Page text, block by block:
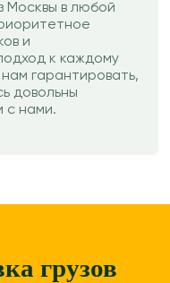
Москвы в любой
и
к каждому
гарантировать,
довольны
с нами.
грузов